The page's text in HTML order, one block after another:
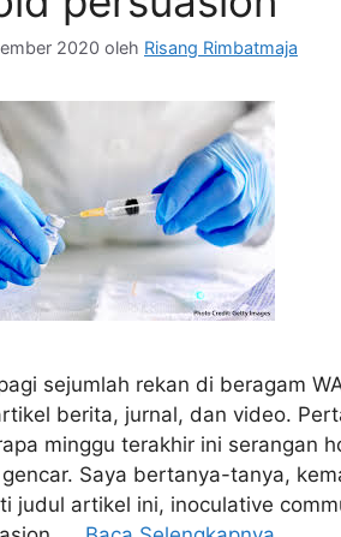
2020 oleh Risang Rimbatmaja
sejumlah rekan di beragam
berita, jurnal, dan video.
minggu terakhir ini serangan
Saya bertanya-tanya,
judul artikel ini, inoculative